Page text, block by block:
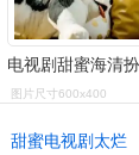
图片尺寸600x400
甜蜜电视剧太烂